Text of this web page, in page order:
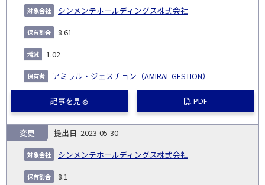
シンメンテホールディングス株式会社
8.61
1.02
アミラル・ジェスチョン（AMIRAL GESTION）
記事を見る PDF
2023-05-30
シンメンテホールディングス株式会社
変更
8.1